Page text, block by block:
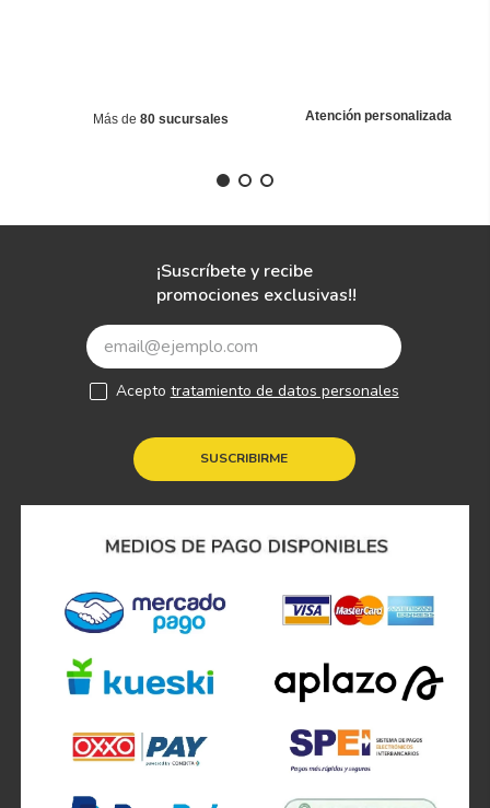
Más de 80 sucursales Atención personalizada
¡Suscríbete y recibe
promociones exclusivas!!
SUSCRIBIRME
Acepto tratamiento de datos personales